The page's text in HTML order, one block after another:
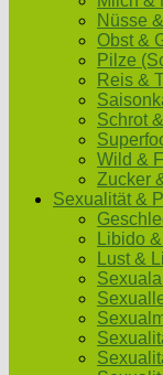
Nüsse
Obst &
Pilze
Reis &
Schrot
Wild &
Zucker
Sexualität &
Libido
Lust &